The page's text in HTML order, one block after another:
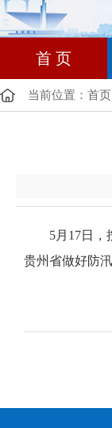
首 页
当前位置： 首页
5月17日
贵州省做好防